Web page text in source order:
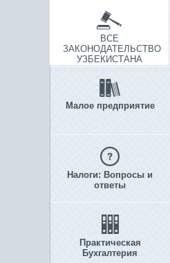
ВСЕ
ЗАКОНОДАТЕЛЬСТВО
УЗБЕКИСТАНА
Малое предприятие
Налоги: Вопросы и
ответы
Практическая
Бухгалтерия